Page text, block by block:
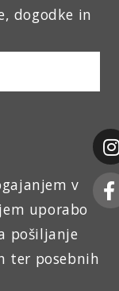
dogodke in
v
uporabo
pošiljanje
ter posebnih